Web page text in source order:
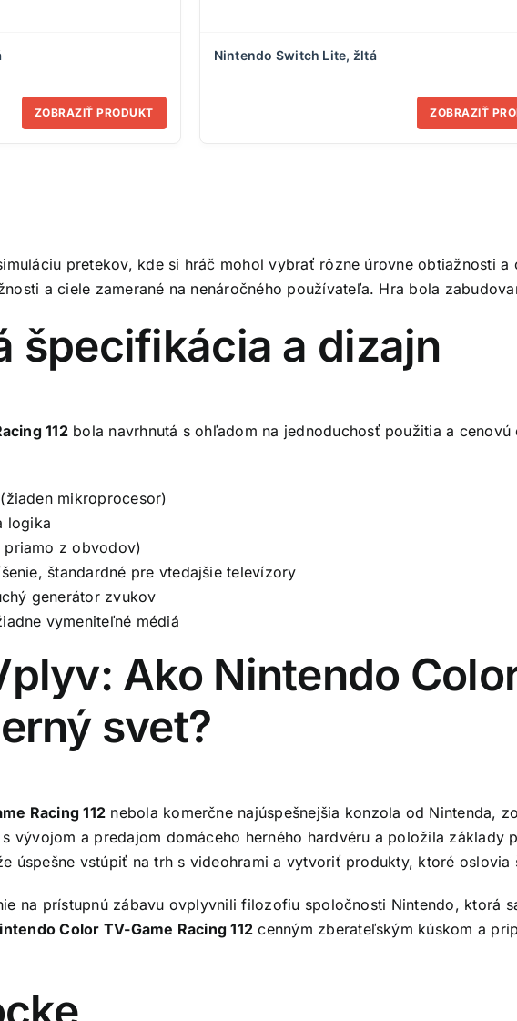
ZOBRAZIŤ PRODUKT
Nintendo Switch Lite, žltá
ZOBRAZIŤ
simuláciu pretekov, kde si hráč mohol vybrať rôzne úrovne
a ciele zamerané na nenáročného používateľa. Hra bola
špecifikácia a dizajn
112bola navrhnutá s ohľadom na jednoduchosť použitia a
mikroprocesor)
logika
priamo z obvodov)
štandardné pre vtedajšie televízory
generátor zvukov
vymeniteľné médiá
Ako Nintendo
svet?
Racing 112 nebola komerčne najúspešnejšia konzola od Nintenda,
vývojom a predajom domáceho herného hardvéru a položila základy
úspešne vstúpiť na trh s videohrami a vytvoriť produkty, ktoré oslovia
na prístupnú zábavu ovplyvnili filozofiu spoločnosti Nintendo, ktorá
Color TV-Game Racing 112 cenným zberateľským kúskom a